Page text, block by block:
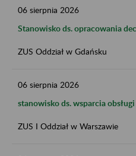
06 sierpnia 2026
Stanowisko ds. opracowania
ZUS Oddział w Gdańsku
06 sierpnia 2026
stanowisko ds. wsparcia
ZUS I Oddział w Warszawie